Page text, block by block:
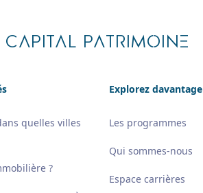
CAPITAL PATRIMOINE
quelles villes
?
Explorez davantage
Les programmes
Qui sommes-nous
Espace carrières